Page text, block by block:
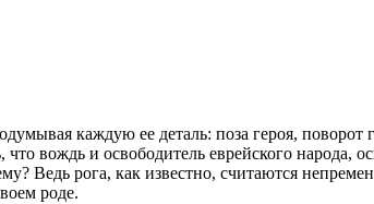
каждую ее деталь: поза героя,
вождь и освободитель еврейского
Ведь рога, как известно, считаются
роде.